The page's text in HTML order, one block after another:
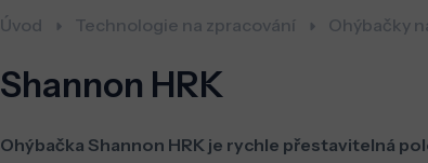
Úvod Technologie na zpracování Ohýbačky
Shannon HRK
Ohýbačka Shannon HRK je rychle přestavitelná